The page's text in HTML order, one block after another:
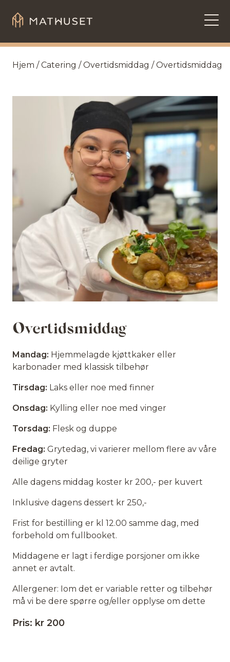
Hjem /Catering /Overtidsmiddag / Overtidsmiddag
Overtidsmiddag
Mandag: Hjemmelagde kjøttkaker eller
karbonader med klassisk tilbehør
Tirsdag: Laks eller noe med finner
Onsdag: Kylling eller noe med vinger
Torsdag: Flesk og duppe
Fredag: Grytedag, vi varierer mellom flere av våre
deilige gryter
Alle dagens middag koster kr 200,- per kuvert
Inklusive dagens dessert kr 250,-
Frist for bestilling er kl 12.00 samme dag, med
forbehold om fullbooket.
Middagene er lagt i ferdige porsjoner om ikke
annet er avtalt.
Allergener: Iom det er variable retter og tilbehør
må vi be dere spørre og/eller opplyse om dette
Pris: kr 200